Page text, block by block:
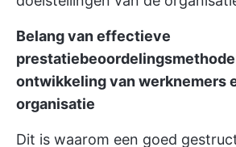
Belang van effectieve
ontwikkeling van werknemers
organisatie
Dit is waarom een goed